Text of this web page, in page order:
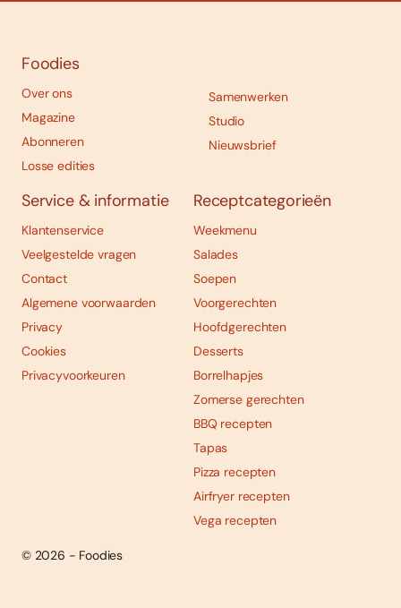
Foodies
Over ons
Magazine
Abonneren
Losse edities
Samenwerken
Studio
Nieuwsbrief
Service & informatie
Klantenservice
Veelgestelde vragen
Contact
Algemene voorwaarden
Privacy
Cookies
Privacyvoorkeuren
Receptcategorieën
Weekmenu
Salades
Soepen
Voorgerechten
Hoofdgerechten
Desserts
Borrelhapjes
Zomerse gerechten
BBQ recepten
Tapas
Pizza recepten
Airfryer recepten
Vega recepten
© 2026 - Foodies